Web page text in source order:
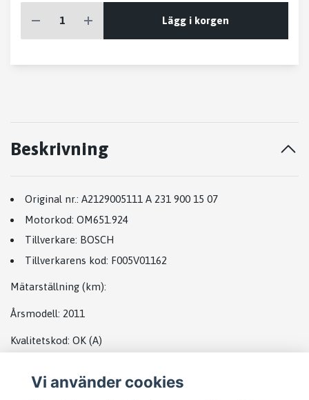
Lägg i korgen
Beskrivning
Original nr.: A2129005111 A 231 900 15 07
Motorkod: OM651.924
Tillverkare: BOSCH
Tillverkarens kod: F005V01162
Mätarställning (km):
Årsmodell: 2011
Kvalitetskod: OK (A)
Vi använder cookies